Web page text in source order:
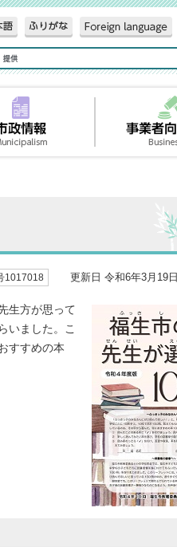
1017018 更新日 令和6年3月19日
生方が思って
いました。こ
すすめの本